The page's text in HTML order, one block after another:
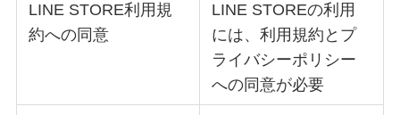
LINE STORE利用規
約への同意
LINE STOREの利用
には、利用規約とプ
ライバシーポリシー
への同意が必要